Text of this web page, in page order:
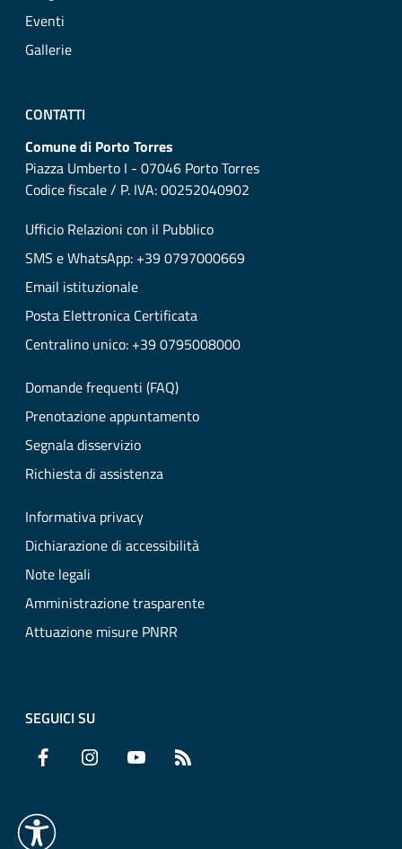
Eventi
Gallerie
CONTATTI
Comune di Porto Torres
Piazza Umberto I - 07046 Porto Torres
Codice fiscale / P. IVA: 00252040902
Ufficio Relazioni con il Pubblico
SMS e WhatsApp: +39 0797000669
Email istituzionale
Posta Elettronica Certificata
Centralino unico: +39 0795008000
Domande frequenti (FAQ)
Prenotazione appuntamento
Segnala disservizio
Richiesta di assistenza
Informativa privacy
Dichiarazione di accessibilità
Note legali
Amministrazione trasparente
Attuazione misure PNRR
SEGUICI SU
Facebook Instagram YouTube